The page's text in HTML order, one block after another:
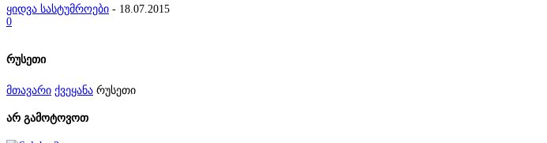
ყიდვა სასტუმროები - 18.07.2015
0
რუსეთი
მთავარი ქვეყანა რუსეთი
არ გამოტოვოთ